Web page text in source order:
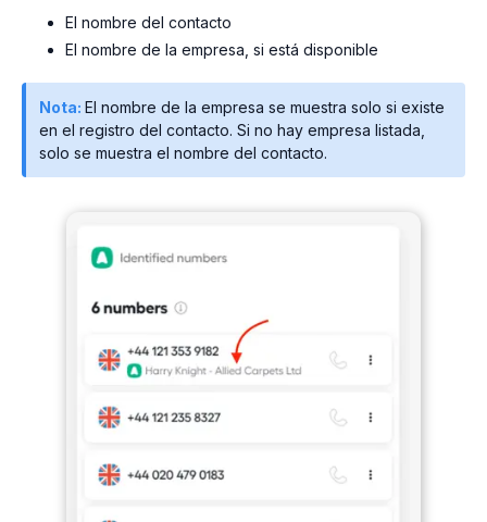
El nombre del contacto
El nombre de la empresa, si está disponible
Nota: El nombre de la empresa se muestra solo si existe
en el registro del contacto. Si no hay empresa listada,
solo se muestra el nombre del contacto.